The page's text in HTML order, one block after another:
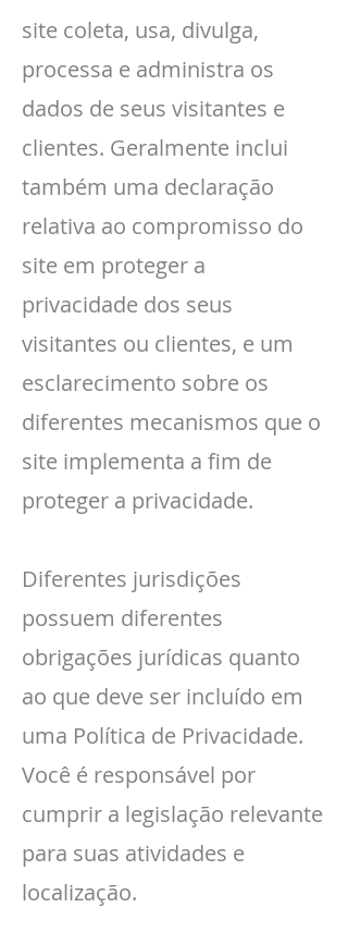
site coleta, usa, divulga,
processa e administra os
dados de seus visitantes e
clientes. Geralmente inclui
também uma declaração
relativa ao compromisso do
site em proteger a
privacidade dos seus
visitantes ou clientes, e um
esclarecimento sobre os
diferentes mecanismos que o
site implementa a fim de
proteger a privacidade.
Diferentes jurisdições
possuem diferentes
obrigações jurídicas quanto
ao que deve ser incluído em
uma Política de Privacidade.
Você é responsável por
cumprir a legislação relevante
para suas atividades e
localização.